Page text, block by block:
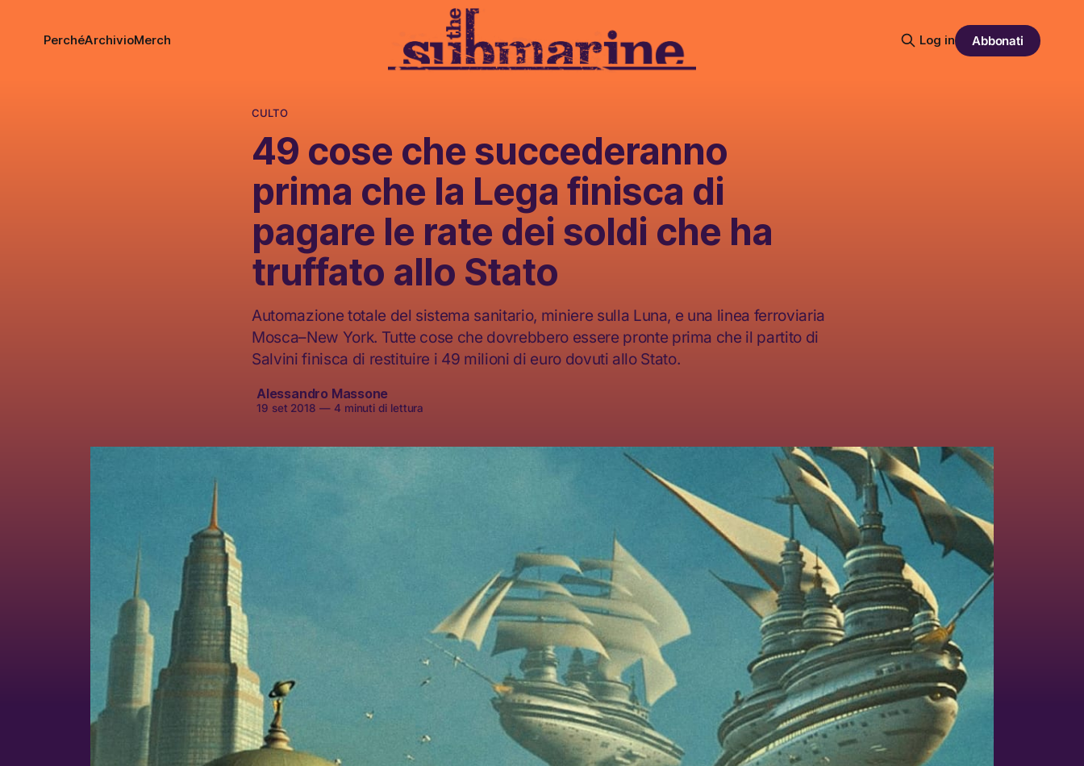
PerchéArchivioMerch Log in Abbonati
CULTO
49 cose che succederanno
prima che la Lega finisca di
pagare le rate dei soldi che ha
truffato allo Stato
Automazione totale del sistema sanitario, miniere sulla Luna, e una linea ferroviaria
Mosca–New York. Tutte cose che dovrebbero essere pronte prima che il partito di
Salvini finisca di restituire i 49 milioni di euro dovuti allo Stato.
Alessandro Massone
19 set 2018 —4 minuti di lettura